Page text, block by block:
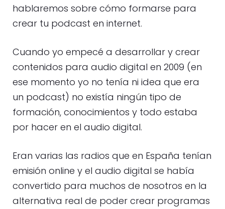
hablaremos sobre cómo formarse para
crear tu podcast en internet.
Cuando yo empecé a desarrollar y crear
contenidos para audio digital en 2009 (en
ese momento yo no tenía ni idea que era
un podcast) no existía ningún tipo de
formación, conocimientos y todo estaba
por hacer en el audio digital.
Eran varias las radios que en España tenían
emisión online y el audio digital se había
convertido para muchos de nosotros en la
alternativa real de poder crear programas